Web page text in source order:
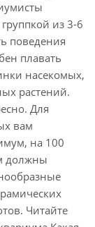
из 3-6
поведения
плавать
насекомых,
растений.
Для
вам
на 100
должны
Читайте